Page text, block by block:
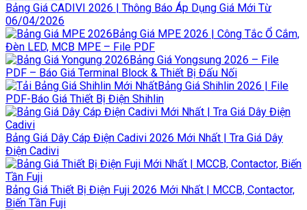
Bảng Giá CADIVI 2026 | Thông Báo Áp Dụng Giá Mới Từ
06/04/2026
Bảng Giá MPE 2026 | Công Tắc Ổ Cắm,
Đèn LED, MCB MPE – File PDF
Bảng Giá Yongsung 2026 – File
PDF – Báo Giá Terminal Block & Thiết Bị Đấu Nối
Bảng Giá Shihlin 2026 | File
PDF-Báo Giá Thiết Bị Điện Shihlin
Bảng Giá Dây Cáp Điện Cadivi 2026 Mới Nhất | Tra Giá Dây
Điện Cadivi
Bảng Giá Thiết Bị Điện Fuji 2026 Mới Nhất | MCCB, Contactor,
Biến Tần Fuji